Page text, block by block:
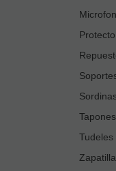
Tapones
Tudeles